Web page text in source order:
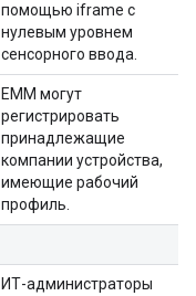
помощью iframe с
нулевым уровнем
сенсорного ввода.
EMM могут
регистрировать
принадлежащие
компании устройства,
имеющие рабочий
профиль.
ИТ-администраторы